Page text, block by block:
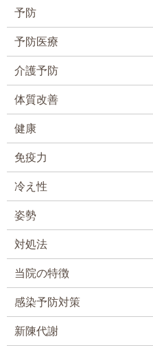
予防
予防医療
介護予防
体質改善
健康
免疫力
冷え性
姿勢
対処法
当院の特徴
感染予防対策
新陳代謝